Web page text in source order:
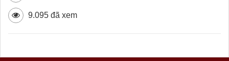
9.095 đã xem